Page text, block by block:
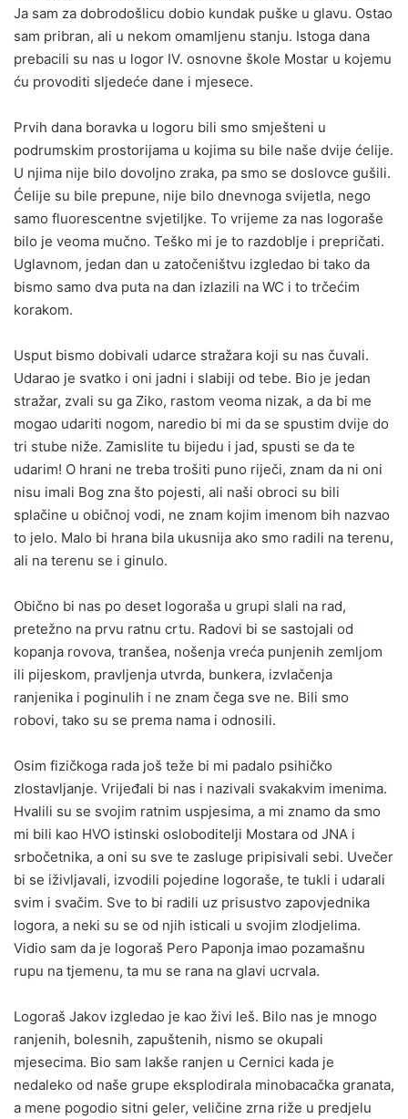
Ja sam za dobrodošlicu dobio kundak puške u glavu. Ostao
sam pribran, ali u nekom omamljenu stanju. Istoga dana
prebacili su nas u logor IV. osnovne škole Mostar u kojemu
ću provoditi sljedeće dane i mjesece.
Prvih dana boravka u logoru bili smo smješteni u
podrumskim prostorijama u kojima su bile naše dvije ćelije.
U njima nije bilo dovoljno zraka, pa smo se doslovce gušili.
Ćelije su bile prepune, nije bilo dnevnoga svijetla, nego
samo fluorescentne svjetiljke. To vrijeme za nas logoraše
bilo je veoma mučno. Teško mi je to razdoblje i prepričati.
Uglavnom, jedan dan u zatočeništvu izgledao bi tako da
bismo samo dva puta na dan izlazili na WC i to trčećim
korakom.
Usput bismo dobivali udarce stražara koji su nas čuvali.
Udarao je svatko i oni jadni i slabiji od tebe. Bio je jedan
stražar, zvali su ga Ziko, rastom veoma nizak, a da bi me
mogao udariti nogom, naredio bi mi da se spustim dvije do
tri stube niže. Zamislite tu bijedu i jad, spusti se da te
udarim! O hrani ne treba trošiti puno riječi, znam da ni oni
nisu imali Bog zna što pojesti, ali naši obroci su bili
splačine u običnoj vodi, ne znam kojim imenom bih nazvao
to jelo. Malo bi hrana bila ukusnija ako smo radili na terenu,
ali na terenu se i ginulo.
Obično bi nas po deset logoraša u grupi slali na rad,
pretežno na prvu ratnu crtu. Radovi bi se sastojali od
kopanja rovova, tranšea, nošenja vreća punjenih zemljom
ili pijeskom, pravljenja utvrda, bunkera, izvlačenja
ranjenika i poginulih i ne znam čega sve ne. Bili smo
robovi, tako su se prema nama i odnosili.
Osim fizičkoga rada još teže bi mi padalo psihičko
zlostavljanje. Vrijeđali bi nas i nazivali svakakvim imenima.
Hvalili su se svojim ratnim uspjesima, a mi znamo da smo
mi bili kao HVO istinski osloboditelji Mostara od JNA i
srbočetnika, a oni su sve te zasluge pripisivali sebi. Uvečer
bi se iživljavali, izvodili pojedine logoraše, te tukli i udarali
svim i svačim. Sve to bi radili uz prisustvo zapovjednika
logora, a neki su se od njih isticali u svojim zlodjelima.
Vidio sam da je logoraš Pero Paponja imao pozamašnu
rupu na tjemenu, ta mu se rana na glavi ucrvala.
Logoraš Jakov izgledao je kao živi leš. Bilo nas je mnogo
ranjenih, bolesnih, zapuštenih, nismo se okupali
mjesecima. Bio sam lakše ranjen u Cernici kada je
nedaleko od naše grupe eksplodirala minobacačka granata,
a mene pogodio sitni geler, veličine zrna riže u predjelu